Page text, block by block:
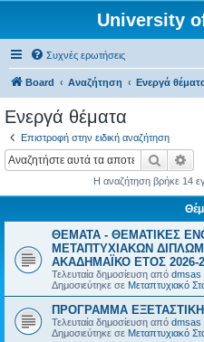
University
Συχνές ερωτήσεις
Board Αναζήτηση Ενεργά
Ενεργά θέματα
Επιστροφή στην ειδική αναζήτηση
Η αναζήτηση βρήκε 14
ΘΕΜΑΤΑ - ΘΕΜΑΤΙΚΕΣ
ΜΕΤΑΠΤΥΧΙΑΚΩΝ
ΑΚΑΔΗΜΑΪΚΟ ΕΤΟΣ 2026-
Τελευταία δημοσίευση από dmsas
Δημοσιεύτηκε σε Μεταπτυχιακό
ΠΡΟΓΡΑΜΜΑ
Τελευταία δημοσίευση από dmsas
Δημοσιεύτηκε σε Μεταπτυχιακό